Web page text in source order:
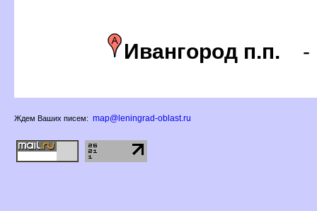
Ивангород п.п.
Ждем Ваших писем: map@leningrad-oblast.ru